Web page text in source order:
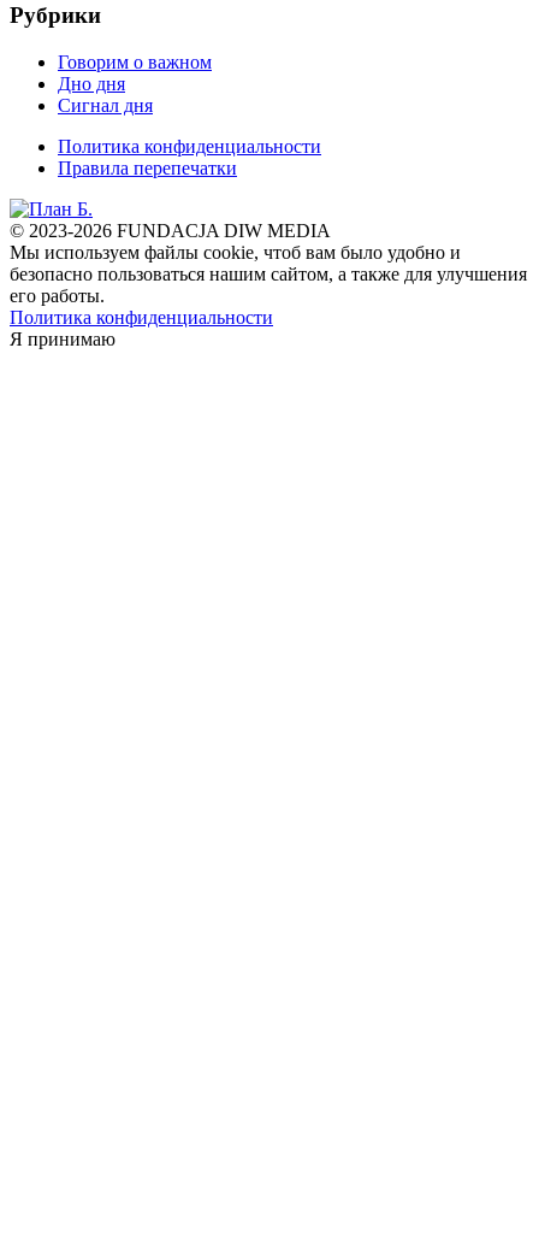
Рубрики
Говорим о важном
Дно дня
Сигнал дня
Политика конфиденциальности
Правила перепечатки
© 2023-2026 FUNDACJA DIW MEDIA
Мы используем файлы cookie, чтоб вам было удобно и
безопасно пользоваться нашим сайтом, а также для улучшения
его работы.
Политика конфиденциальности
Я принимаю